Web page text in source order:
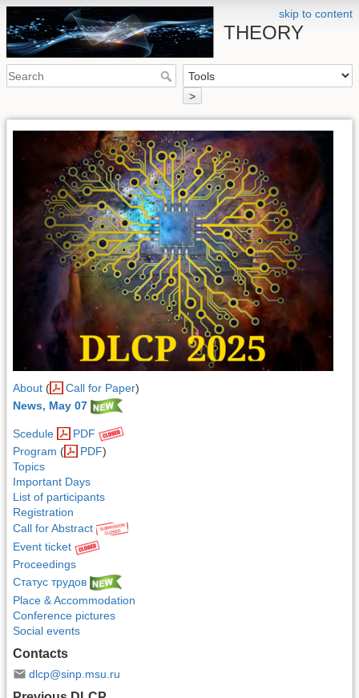
skip to content
THEORY
>
About ( Call for Paper)
News, May 07
Scedule
PDF
Program ( PDF)
Topics
Important Days
List of participants
Registration
Call for Abstract
Event ticket
Proceedings
Статус трудов
Place & Accommodation
Conference pictures
Social events
Contacts
dlcp@sinp.msu.ru